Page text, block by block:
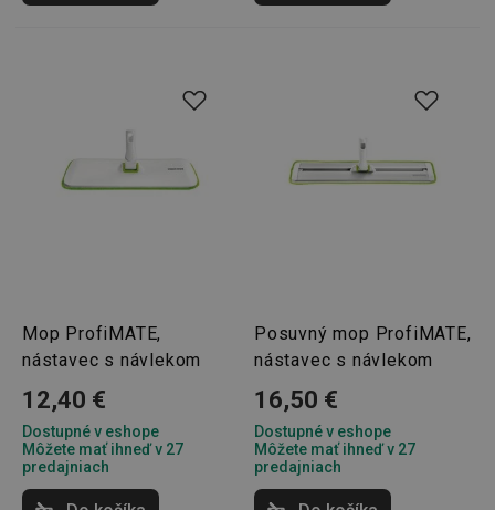
Mop ProfiMATE,
nástavec s návlekom
12,40 €
Dostupné v eshope
Môžete mať ihneď v 27
predajniach
Posuvný mop ProfiMATE,
nástavec s návlekom
16,50 €
Dostupné v eshope
Môžete mať ihneď v 27
predajniach